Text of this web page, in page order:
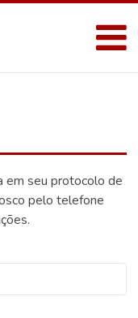
em seu protocolo de
pelo telefone